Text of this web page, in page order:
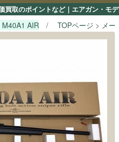
買取のポイントなど｜エアガン・モ
M40A1 AIR TOPページ メー